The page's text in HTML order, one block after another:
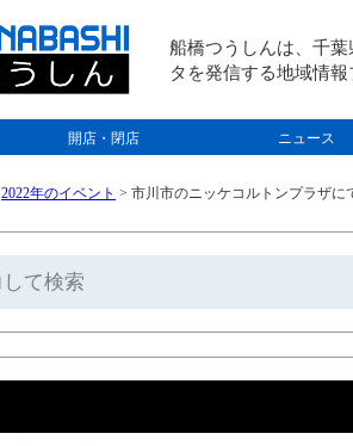
船橋つうしんは、千
タを発信する地域情
開店・閉店 ニュース
2022年のイベント > 市川市のニッケコルトンプラザに